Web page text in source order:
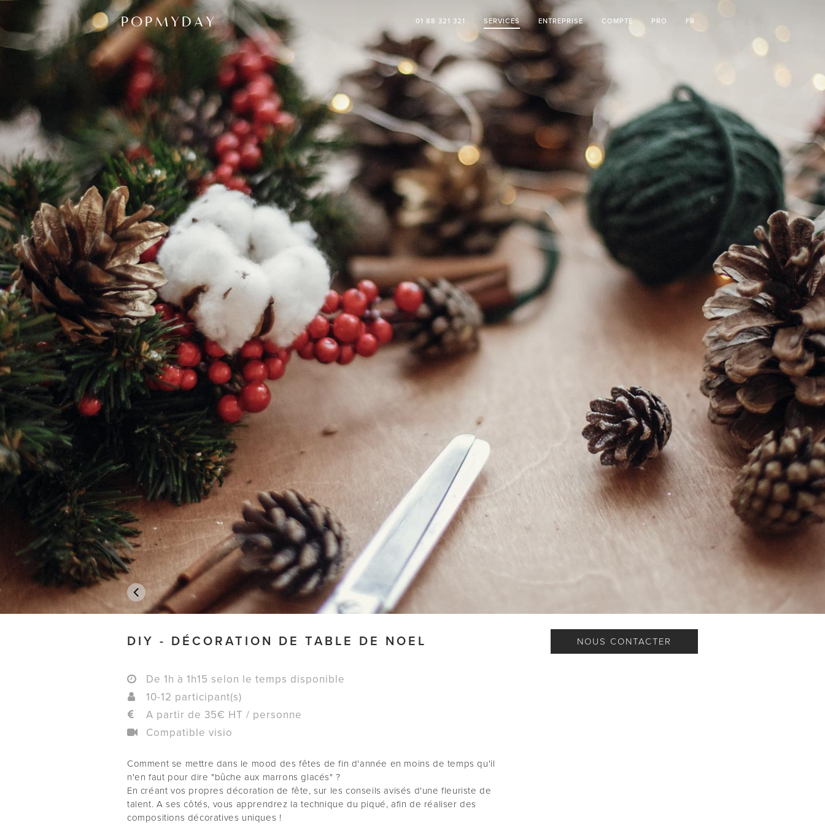
POPMYDAY 01 88 321 321 SERVICES ENTREPRISE COMPTE PRO FR
DIY - DÉCORATION DE TABLE DE NOEL
De 1h à 1h15 selon le temps disponible
10-12 participant(s)
A partir de 35€ HT / personne
Compatible visio
Comment se mettre dans le mood des fêtes de fin d'année en moins de temps qu'il
n'en faut pour dire "bûche aux marrons glacés" ?
En créant vos propres décoration de fête, sur les conseils avisés d'une fleuriste de
talent. A ses côtés, vous apprendrez la technique du piqué, afin de réaliser des
compositions décoratives uniques !
NOUS CONTACTER